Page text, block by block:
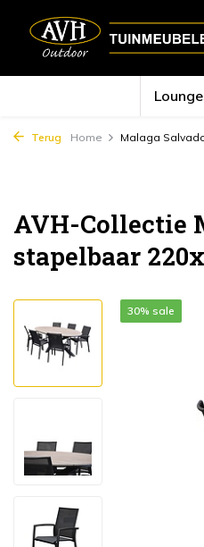
Terug Home Malaga
AVH-Collectie
stapelbaar
30% sale